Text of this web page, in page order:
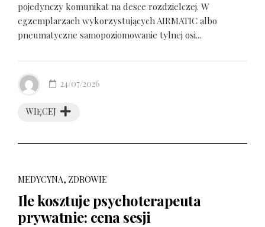
pojedynczy komunikat na desce rozdzielczej. W
egzemplarzach wykorzystujących AIRMATIC albo
pneumatyczne samopoziomowanie tylnej osi...
WIĘCEJ
24/07/2026
MEDYCYNA, ZDROWIE
Ile kosztuje psychoterapeuta
prywatnie: cena sesji